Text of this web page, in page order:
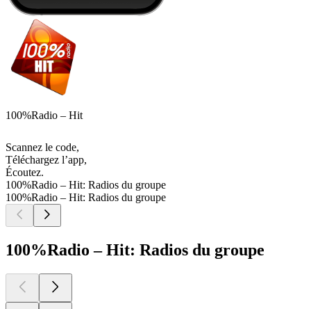
100%Radio – Hit
Scannez le code,
Téléchargez l’app,
Écoutez.
100%Radio – Hit: Radios du groupe
100%Radio – Hit: Radios du groupe
100%Radio – Hit: Radios du groupe